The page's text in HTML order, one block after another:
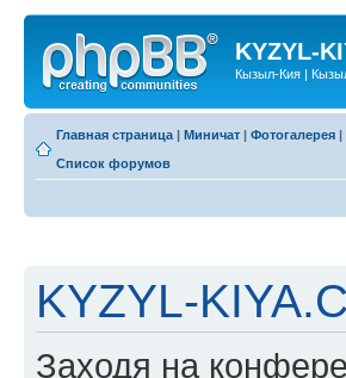
KYZYL-
Кызыл-Кия |
Главная страница | Миничат | Фотогалерея |
Список форумов
KYZYL-
Заходя на